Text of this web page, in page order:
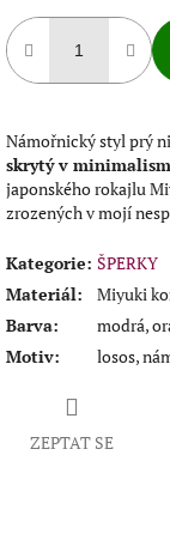
Námořnický styl prý
skrytý v
japonského rokajlu
zrozených v mojí
Kategorie: ŠPERKY
Materiál:
Miyuki
Barva:
modrá,
Motiv: losos,
ZEPTAT SE